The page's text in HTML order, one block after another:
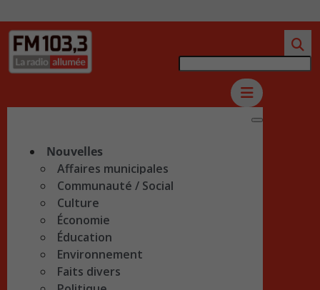
Nouvelles
Affaires municipales
Communauté / Social
Culture
Économie
Éducation
Environnement
Faits divers